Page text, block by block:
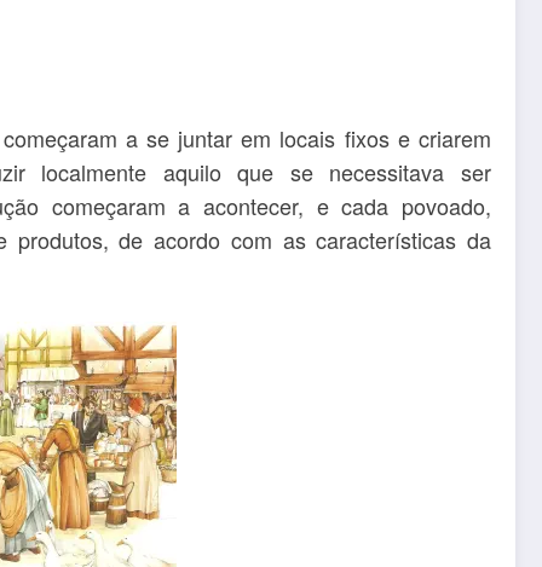
a se juntar em locais fixos e criarem
localmente aquilo que se necessitava ser
começaram a acontecer, e cada povoado,
de acordo com as características da